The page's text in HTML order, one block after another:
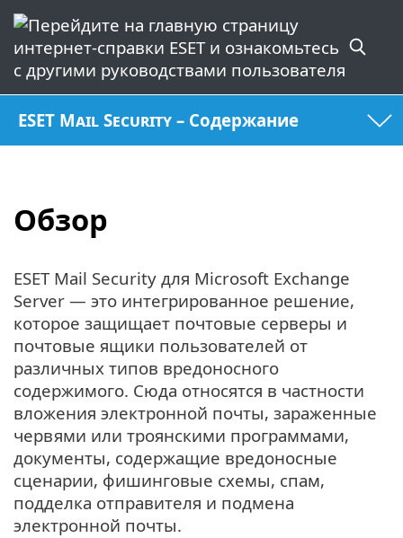
ESET Mail Security – Содержание
Обзор
ESET Mail Security для Microsoft Exchange
Server — это интегрированное решение,
которое защищает почтовые серверы и
почтовые ящики пользователей от
различных типов вредоносного
содержимого. Сюда относятся в частности
вложения электронной почты, зараженные
червями или троянскими программами,
документы, содержащие вредоносные
сценарии, фишинговые схемы, спам,
подделка отправителя и подмена
электронной почты.